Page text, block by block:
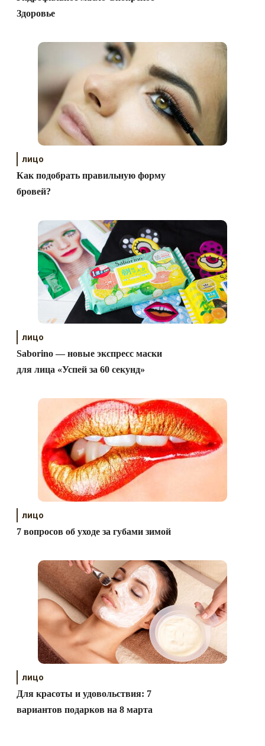
Здоровье
лицо
Как подобрать правильную форму
бровей?
лицо
Saborino — новые экспресс маски
для лица «Успей за 60 секунд»
лицо
7 вопросов об уходе за губами зимой
лицо
Для красоты и удовольствия: 7
вариантов подарков на 8 марта